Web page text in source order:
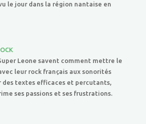
le jour dans la région nantaise en
Leone savent comment mettre le
leur rock français aux sonorités
des textes efficaces et percutants,
ses passions et ses frustrations.